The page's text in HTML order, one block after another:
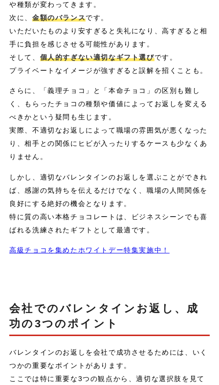
や種類が変わってきます。
次に、 金額のバランスです。
いただいたものより安すぎると失礼になり、高すぎると相
手に負担を感じさせる可能性があります。
そして、 個人的すぎない適切なギフト選びです。
プライベートなイメージが強すぎると誤解を招くことも。
さらに、「義理チョコ」と「本命チョコ」の区別も難し
く、もらったチョコの種類や価値によってお返しを変える
べきかという疑問も生じます。
実際、不適切なお返しによって職場の雰囲気が悪くなった
り、相手との関係にヒビが入ったりするケースも少なくあ
りません。
しかし、適切なバレンタインのお返しを選ぶことができれ
ば、感謝の気持ちを伝えるだけでなく、職場の人間関係を
良好にする絶好の機会となります。
特に質の高い本格チョコレートは、ビジネスシーンでも喜
ばれる洗練されたギフトとして最適です。
高級チョコを集めたホワイトデー特集実施中！
会社でのバレンタインお返し、成
功の3つのポイント
バレンタインのお返しを会社で成功させるためには、いく
つかの重要なポイントがあります。
ここでは特に重要な3つの観点から、適切な選択肢を見て